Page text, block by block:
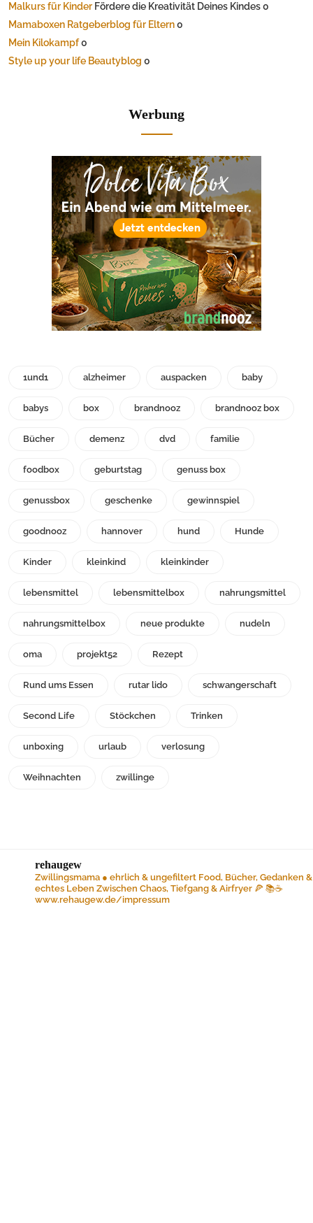
Malkurs für Kinder Fördere die Kreativität Deines Kindes 0
Mamaboxen Ratgeberblog für Eltern0
Mein Kilokampf0
Style up your life Beautyblog 0
Werbung
1und1 alzheimer auspacken baby
babys box brandnooz brandnooz box
Bücher demenz dvd familie
foodbox geburtstag genuss box
genussbox geschenke gewinnspiel
goodnooz hannover hund Hunde
Kinder kleinkind kleinkinder
lebensmittel lebensmittelbox nahrungsmittel
nahrungsmittelbox neue produkte nudeln
oma projekt52 Rezept
Rund ums Essen rutar lido schwangerschaft
Second Life Stöckchen Trinken
unboxing urlaub verlosung
Weihnachten zwillinge
rehaugew
Zwillingsmama ● ehrlich & ungefiltert Food, Bücher, Gedanken &
echtes Leben Zwischen Chaos, Tiefgang & Airfryer 🍕 📚☕️
www.rehaugew.de/impressum